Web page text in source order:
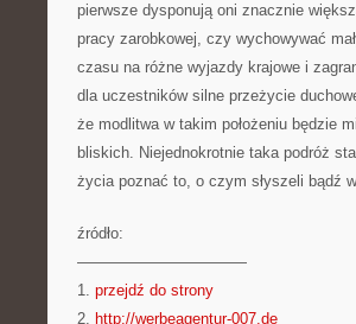
pierwsze dysponują oni znacznie
pracy zarobkowej, czy wychowywać
czasu na różne wyjazdy krajowe i
dla uczestników silne przeżycie
że modlitwa w takim położeniu będzie
bliskich. Niejednokrotnie taka podróż
życia poznać to, o czym słyszeli bądź
źródło:
———————————
1. przejdź do strony
2. http://werbeagentur-007.de